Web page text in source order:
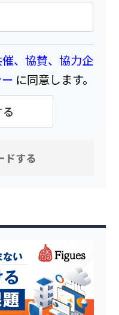
、協賛、協力企
に同意します。